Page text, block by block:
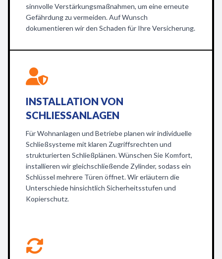
sinnvolle Verstärkungsmaßnahmen, um eine erneute
Gefährdung zu vermeiden. Auf Wunsch
dokumentieren wir den Schaden für Ihre Versicherung.
INSTALLATION VON
SCHLIESSANLAGEN
Für Wohnanlagen und Betriebe planen wir individuelle
Schließsysteme mit klaren Zugriffsrechten und
strukturierten Schließplänen. Wünschen Sie Komfort,
installieren wir gleichschließende Zylinder, sodass ein
Schlüssel mehrere Türen öffnet. Wir erläutern die
Unterschiede hinsichtlich Sicherheitsstufen und
Kopierschutz.